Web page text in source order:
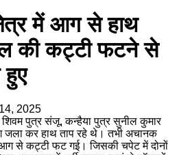
में आग से हाथ
की कट्टी फटने से
हुए
2025
शिवम पुत्र संजू, कन्हैया पुत्र सुनील कुमार
जला कर हाथ ताप रहे थे। तभी अचानक
से कट्टी फट गई। जिसकी चपेट में दोनों